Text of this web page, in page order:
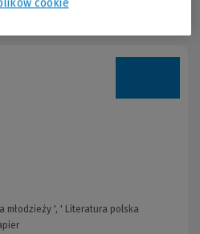
młodzieży ', ' Literatura polska
cookie